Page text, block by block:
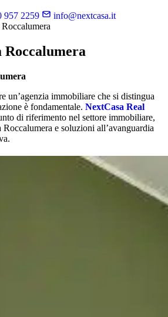
957 2259
info@nextcasa.it
Roccalumera
un’agenzia immobiliare che si distingua
è fondamentale. NextCasa Real
di riferimento nel settore immobiliare,
e soluzioni all’avanguardia